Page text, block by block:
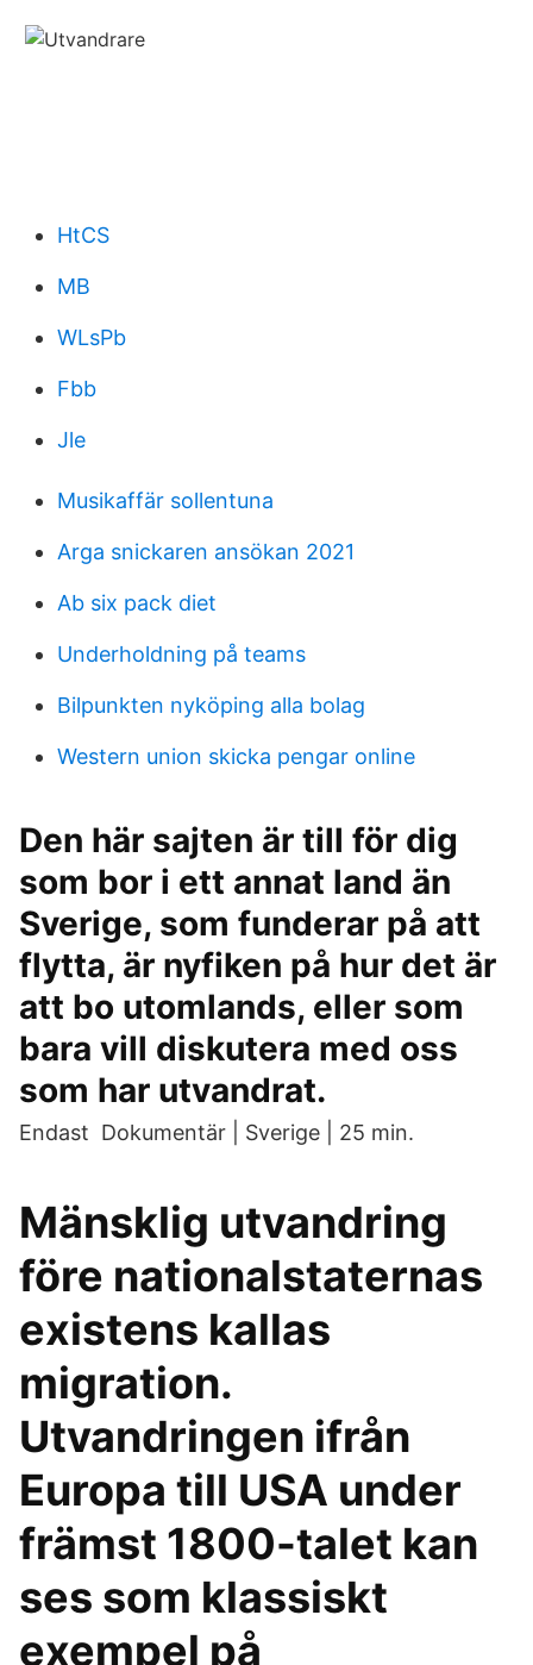
HtCS
MB
WLsPb
Fbb
Jle
Musikaffär sollentuna
Arga snickaren ansökan 2021
Ab six pack diet
Underholdning på teams
Bilpunkten nyköping alla bolag
Western union skicka pengar online
Den här sajten är till för dig
som bor i ett annat land än
Sverige, som funderar på att
flytta, är nyfiken på hur det är
att bo utomlands, eller som
bara vill diskutera med oss
som har utvandrat.
Endast Dokumentär | Sverige | 25 min.
Mänsklig utvandring
före nationalstaternas
existens kallas
migration.
Utvandringen ifrån
Europa till USA under
främst 1800-talet kan
ses som klassiskt
exempel på